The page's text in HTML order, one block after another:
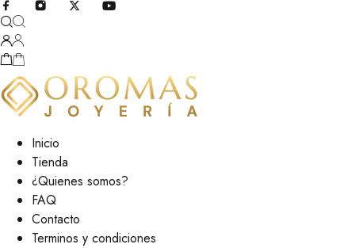
Inicio
Tienda
¿Quienes somos?
FAQ
Contacto
Terminos y condiciones